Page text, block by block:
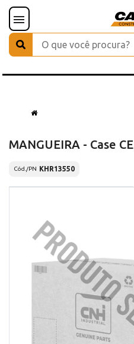
MANGUEIRA - Case CE
Cód./PN KHR13550